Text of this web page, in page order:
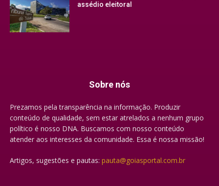
assédio eleitoral
Sobre nós
Prezamos pela transparência na informação. Produzir
conteúdo de qualidade, sem estar atrelados a nenhum grupo
político é nosso DNA. Buscamos com nosso conteúdo
atender aos interesses da comunidade. Essa é nossa missão!
Artigos, sugestões e pautas: pauta@goiasportal.com.br